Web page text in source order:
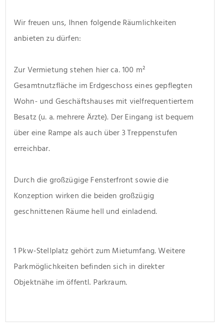
Wir freuen uns, Ihnen folgende Räumlichkeiten
anbieten zu dürfen:
Zur Vermietung stehen hier ca. 100 m²
Gesamtnutzfläche im Erdgeschoss eines gepflegten
Wohn- und Geschäftshauses mit vielfrequentiertem
Besatz (u. a. mehrere Ärzte). Der Eingang ist bequem
über eine Rampe als auch über 3 Treppenstufen
erreichbar.
Durch die großzügige Fensterfront sowie die
Konzeption wirken die beiden großzügig
geschnittenen Räume hell und einladend.
1 Pkw-Stellplatz gehört zum Mietumfang. Weitere
Parkmöglichkeiten befinden sich in direkter
Objektnähe im öffentl. Parkraum.